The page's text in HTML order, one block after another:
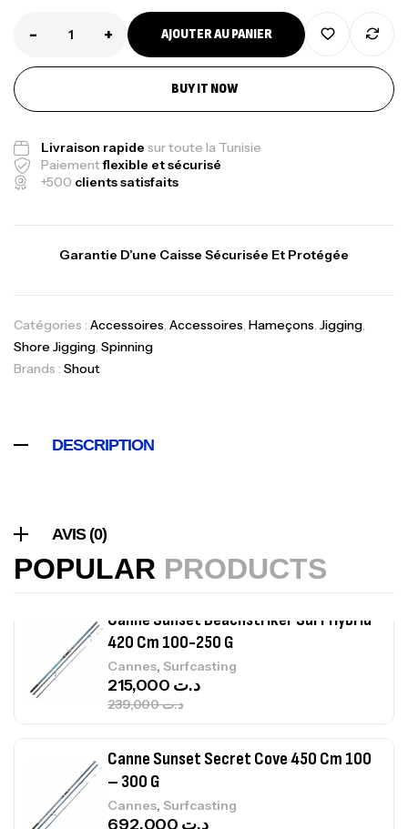
- + AJOUTER AU PANIER
BUY IT NOW
Livraison rapide sur toute la Tunisie
Paiementflexible et sécurisé
+500 clients satisfaits
Garantie D’une Caisse Sécurisée Et Protégée
Catégories : Accessoires, Accessoires, Hameçons, Jigging,
Shore Jigging, Spinning
Brands : Shout
DESCRIPTION
AVIS (0)
POPULAR PRODUCTS
Canne Jigging Sunset Massive Attack
1.83m 120/250gr 30kg
د.ت379,000
د.ت340,000
Expanded
د.ت
Canne Sunset Secret Cove 450 Cm 100
– 300 G
Cannes, Surfcasting
د.ت768,000
د.ت692,000
Canne Sunset Secret Cove 420 Cm 100
– 300 G
Cannes, Surfcasting